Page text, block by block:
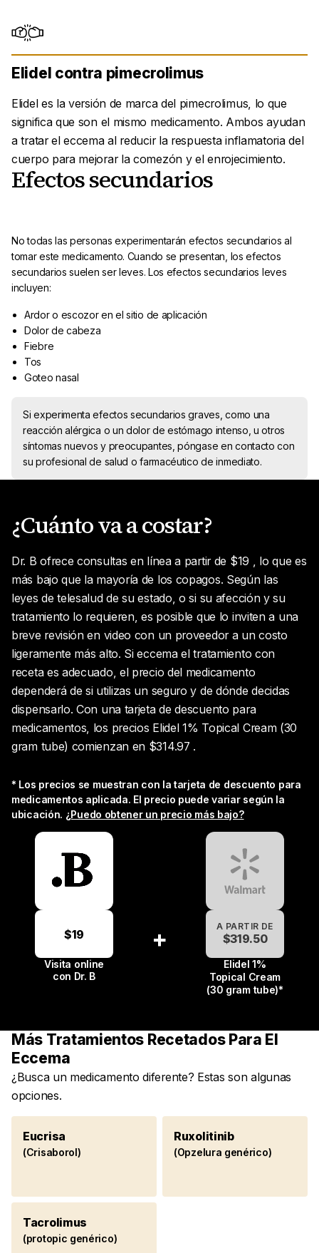
Elidel contra pimecrolimus
Elidel es la versión de marca del pimecrolimus, lo que
significa que son el mismo medicamento. Ambos ayudan
a tratar el eccema al reducir la respuesta inflamatoria del
cuerpo para mejorar la comezón y el enrojecimiento.
Efectos secundarios
No todas las personas experimentarán efectos secundarios al
tomar este medicamento. Cuando se presentan, los efectos
secundarios suelen ser leves. Los efectos secundarios leves
incluyen:
Ardor o escozor en el sitio de aplicación
Dolor de cabeza
Fiebre
Tos
Goteo nasal
Si experimenta efectos secundarios graves, como una
reacción alérgica o un dolor de estómago intenso, u otros
síntomas nuevos y preocupantes, póngase en contacto con
su profesional de salud o farmacéutico de inmediato.
¿Cuánto va a costar?
Dr. B ofrece consultas en línea a partir de $19 , lo que es
más bajo que la mayoría de los copagos. Según las
leyes de telesalud de su estado, o si su afección y su
tratamiento lo requieren, es posible que lo inviten a una
breve revisión en video con un proveedor a un costo
ligeramente más alto. Si eccema el tratamiento con
receta es adecuado, el precio del medicamento
dependerá de si utilizas un seguro y de dónde decidas
dispensarlo. Con una tarjeta de descuento para
medicamentos, los precios Elidel 1% Topical Cream (30
gram tube) comienzan en $314.97 .
* Los precios se muestran con la tarjeta de descuento para
medicamentos aplicada. El precio puede variar según la
ubicación. ¿Puedo obtener un precio más bajo?
$19
Visita online
con Dr. B
+ A PARTIR DE
$314.97 $319.50
Elidel 1%
Topical Cream
(30 gram tube)*
Más Tratamientos Recetados Para El
Eccema
¿Busca un medicamento diferente? Estas son algunas
opciones.
Eucrisa
(Crisaborol)
Ruxolitinib
(Opzelura genérico)
Tacrolimus
(protopic genérico)